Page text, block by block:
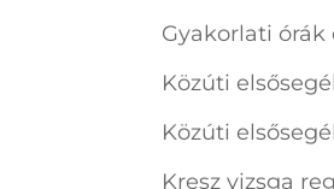
Gyakorlati
Közúti
Közúti
Kresz vizsga